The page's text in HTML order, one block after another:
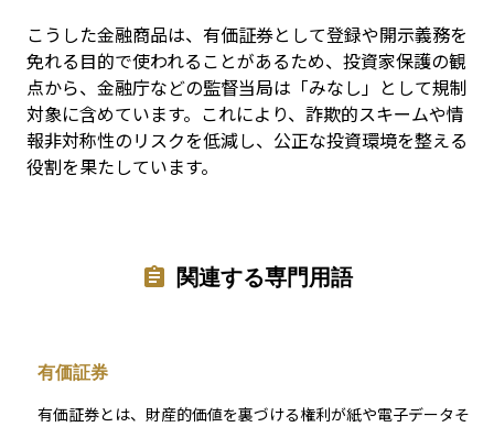
こうした金融商品は、有価証券として登録や開示義務を
免れる目的で使われることがあるため、投資家保護の観
点から、金融庁などの監督当局は「みなし」として規制
対象に含めています。これにより、詐欺的スキームや情
報非対称性のリスクを低減し、公正な投資環境を整える
役割を果たしています。
関連する専門用語
有価証券
有価証券とは、財産的価値を裏づける権利が紙や電子データそ